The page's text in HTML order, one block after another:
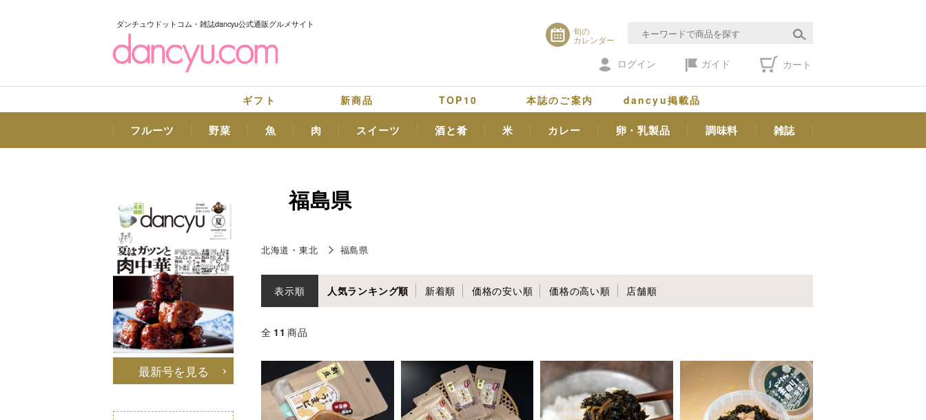
ダンチュウドットコム・雑誌dancyu公式通販グルメサイト
旬の
カレンダー
ログイン ガイド カート
ギフト 新商品 TOP10 本誌のご案内 dancyu掲載品
フルーツ 野菜 魚 肉 スイーツ 酒と肴 米 カレー 卵・乳製品 調味料 雑誌
福島県
北海道・東北 福島県
表示順 人気ランキング順 新着順 価格の安い順 価格の高い順 店舗順
全 11 商品
最新号を見る